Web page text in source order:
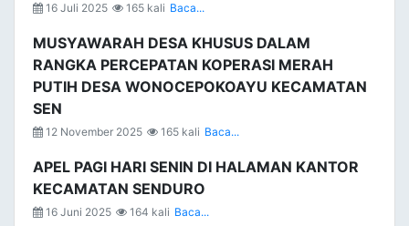
16 Juli 2025 165 kali Baca...
MUSYAWARAH DESA KHUSUS DALAM
RANGKA PERCEPATAN KOPERASI MERAH
PUTIH DESA WONOCEPOKOAYU KECAMATAN
SEN
12 November 2025 165 kali Baca...
APEL PAGI HARI SENIN DI HALAMAN KANTOR
KECAMATAN SENDURO
16 Juni 2025 164 kali Baca...